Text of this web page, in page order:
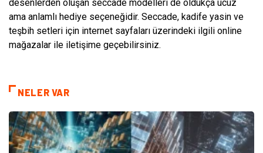
desenlerden oluşan seccade modelleri de oldukça ucuz
ama anlamlı hediye seçeneğidir. Seccade, kadife yasin ve
teşbih setleri için internet sayfaları üzerindeki ilgili online
mağazalar ile iletişime geçebilirsiniz.
NELER VAR